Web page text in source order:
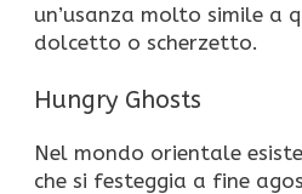
un’usanza molto simile a
dolcetto o scherzetto.
Hungry Ghosts
Nel mondo orientale
che si festeggia a fine